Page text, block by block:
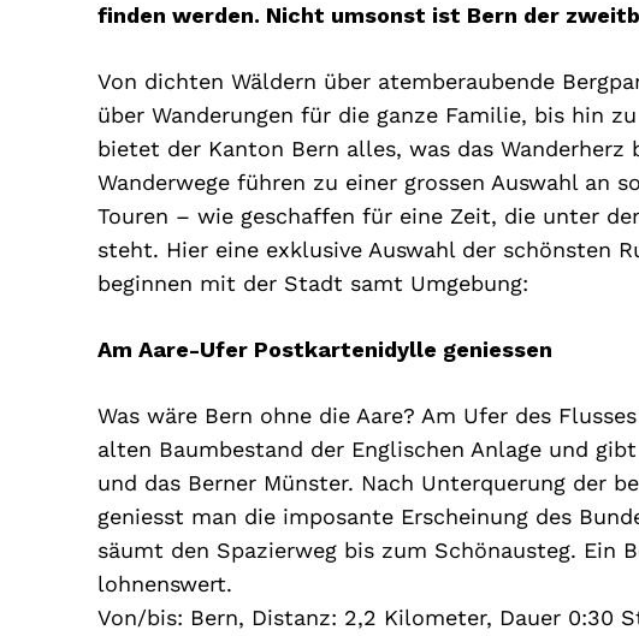
finden werden. Nicht umsonst ist Bern der
Von dichten Wäldern über atemberaubende
über Wanderungen für die ganze Familie, bis hin
bietet der Kanton Bern alles, was das Wanderherz
Wanderwege führen zu einer grossen Auswahl an
Touren – wie geschaffen für eine Zeit, die unter
steht. Hier eine exklusive Auswahl der schönsten
beginnen mit der Stadt samt Umgebung:
Am Aare-Ufer Postkartenidylle geniessen
Was wäre Bern ohne die Aare? Am Ufer des
alten Baumbestand der Englischen Anlage und
und das Berner Münster. Nach Unterquerung der
geniesst man die imposante Erscheinung des
säumt den Spazierweg bis zum Schönausteg. Ein
lohnenswert.
Von/bis: Bern, Distanz: 2,2 Kilometer, Dauer 0:30